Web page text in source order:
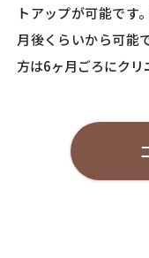
トアップが可能です
月後くらいから可能
方は6ヶ月ごろにクリ